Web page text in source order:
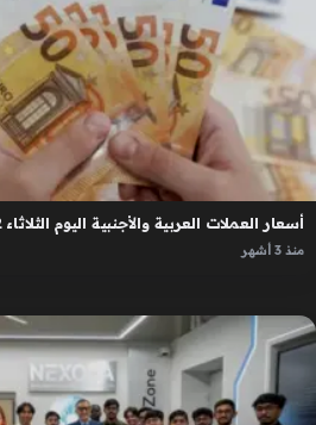
أسعار العملات العربية والأجنبية اليوم الثلاثاء 12 مايو 2026
منذ 3 أشهر